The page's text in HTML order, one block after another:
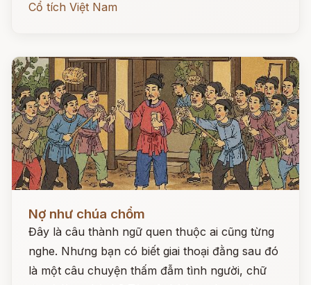
Cổ tích Việt Nam
Nợ như chúa chổm
Đây là câu thành ngữ quen thuộc ai cũng từng
nghe. Nhưng bạn có biết giai thoại đằng sau đó
là một câu chuyện thấm đẫm tình người, chữ